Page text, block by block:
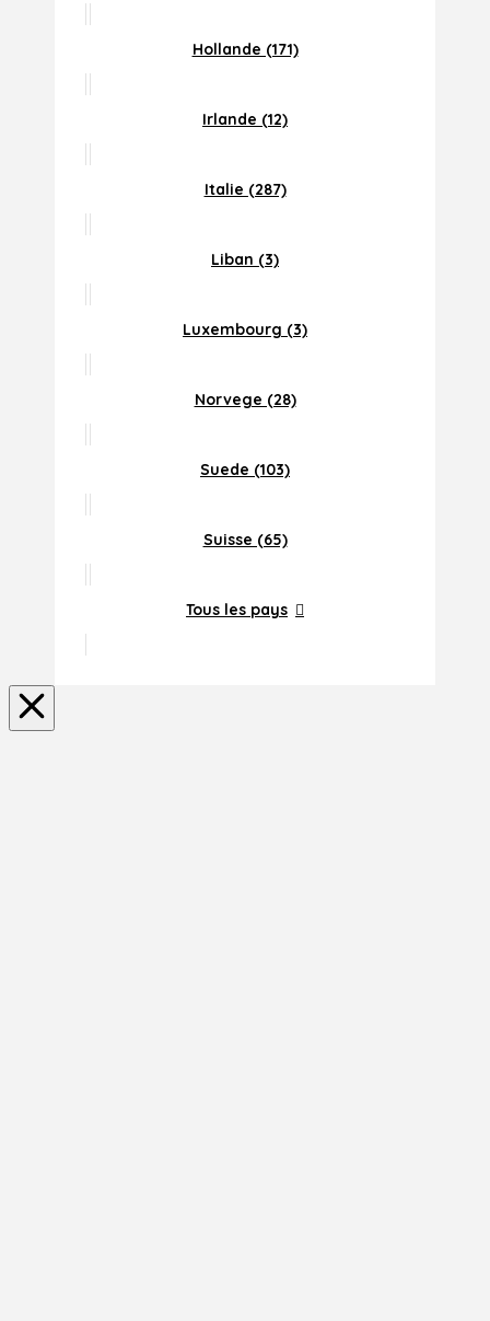
Hollande (171)
Irlande (12)
Italie (287)
Liban (3)
Luxembourg (3)
Norvege (28)
Suede (103)
Suisse (65)
Tous les pays